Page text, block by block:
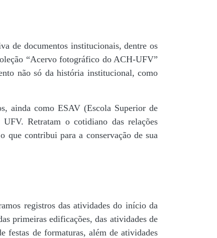
de documentos institucionais, dentre os
“Acervo fotográfico do ACH-UFV”
não só da história institucional, como
ainda como ESAV (Escola Superior de
Retratam o cotidiano das relações
que contribui para a conservação de sua
registros das atividades do início da
primeiras edificações, das atividades de
festas de formaturas, além de atividades